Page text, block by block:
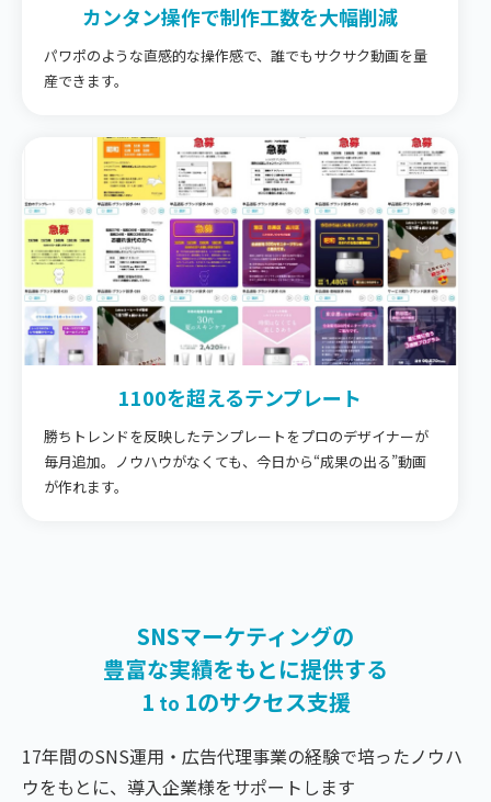
カンタン操作で制作工数を大幅削減
パワポのような直感的な操作感で、誰でもサクサク動画を量
産できます。
1100を超えるテンプレート
勝ちトレンドを反映したテンプレートをプロのデザイナーが
毎月追加。ノウハウがなくても、今日から“成果の出る”動画
が作れます。
SNSマーケティングの
豊富な実績をもとに提供する
1 to 1のサクセス支援
17年間のSNS運用・広告代理事業の経験で培ったノウハ
ウをもとに、導入企業様をサポートします